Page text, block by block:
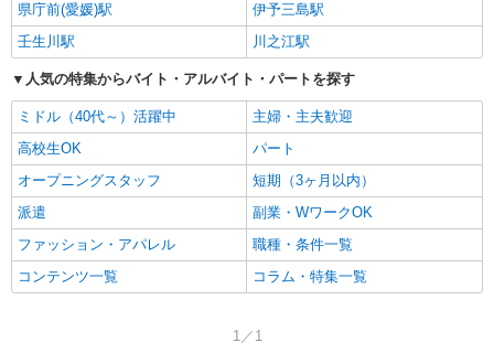
県庁前(愛媛)駅
伊予三島駅
壬生川駅
川之江駅
人気の特集からバイト・アルバイト・パートを探す
ミドル（40代～）活躍中
主婦・主夫歓迎
高校生OK
パート
オープニングスタッフ
短期（3ヶ月以内）
派遣
副業・WワークOK
ファッション・アパレル
職種・条件一覧
コンテンツ一覧
コラム・特集一覧
1／1